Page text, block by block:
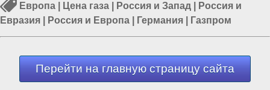
Европа Цена газа Россия и Запад
Россия и
Евразия
Россия и Европа Германия Газпром
Перейти на главную страницу сайта